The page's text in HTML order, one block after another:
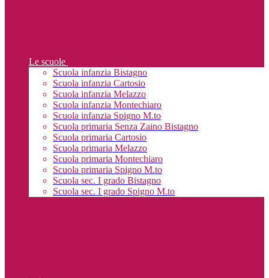
Le scuole
Scuola infanzia Bistagno
Scuola infanzia Cartosio
Scuola infanzia Melazzo
Scuola infanzia Montechiaro
Scuola infanzia Spigno M.to
Scuola primaria Senza Zaino Bistagno
Scuola primaria Cartosio
Scuola primaria Melazzo
Scuola primaria Montechiaro
Scuola primaria Spigno M.to
Scuola sec. I grado Bistagno
Scuola sec. I grado Spigno M.to